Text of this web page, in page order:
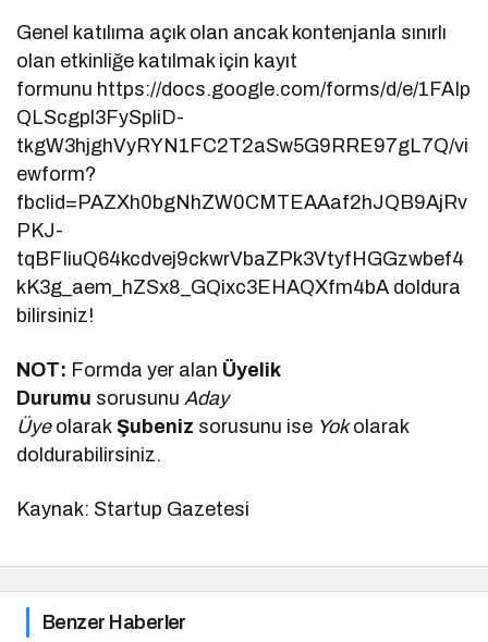
Genel katılıma açık olan ancak kontenjanla sınırlı
olan etkinliğe katılmak için kayıt
formunu https://docs.google.com/forms/d/e/1FAIp
QLScgpl3FySpliD-
tkgW3hjghVyRYN1FC2T2aSw5G9RRE97gL7Q/vi
ewform?
fbclid=PAZXh0bgNhZW0CMTEAAaf2hJQB9AjRv
PKJ-
tqBFIiuQ64kcdvej9ckwrVbaZPk3VtyfHGGzwbef4
kK3g_aem_hZSx8_GQixc3EHAQXfm4bA doldura
bilirsiniz!
NOT: Formda yer alan Üyelik
Durumu sorusunu Aday
ÜyeolarakŞubeniz sorusunu ise Yokolarak
doldurabilirsiniz.
Kaynak: Startup Gazetesi
Benzer Haberler